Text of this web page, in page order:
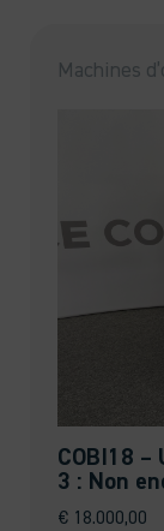
Machines
COBI18 –
3 : Non
€ 18.000,00